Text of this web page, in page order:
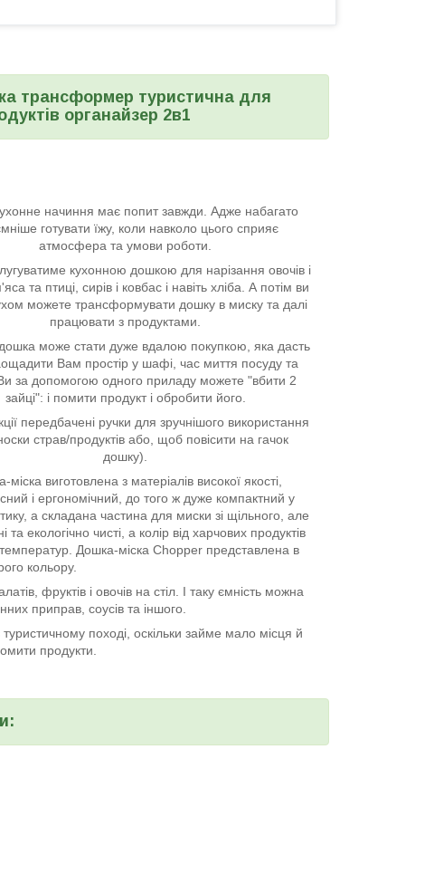
трансформер туристична для
органайзер 2в1
начиння має попит завжди. Адже набагато
готувати їжу, коли навколо цього сприяє
атмосфера та умови роботи.
кухонною дошкою для нарізання овочів і
та птиці, сирів і ковбас і навіть хліба. А потім ви
можете трансформувати дошку в миску та далі
працювати з продуктами.
може стати дуже вдалою покупкою, яка дасть
Вам простір у шафі, час миття посуду та
за допомогою одного приладу можете "вбити 2
зайці": і помити продукт і обробити його.
передбачені ручки для зручнішого використання
страв/продуктів або, щоб повісити на гачок
дошку).
міска виготовлена з матеріалів високої якості,
і ергономічний, до того ж дуже компактний у
а складана частина для миски зі щільного, але
екологічно чисті, а колір від харчових продуктів
Дошка-міска Chopper представлена в
кольору.
фруктів і овочів на стіл. І таку ємність можна
приправ, соусів та іншого.
поході, оскільки займе мало місця й
продукти.